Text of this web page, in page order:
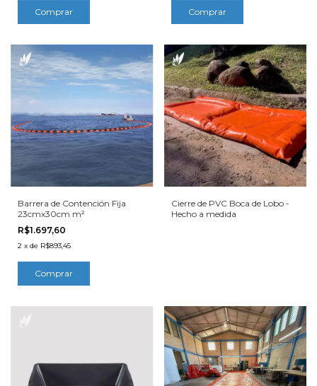
Barrera de Contención Fija
23cmx30cm m²
R$1.697,60
2 x de R$893,45
Cierre de PVC Boca de Lobo -
Hecho a medida